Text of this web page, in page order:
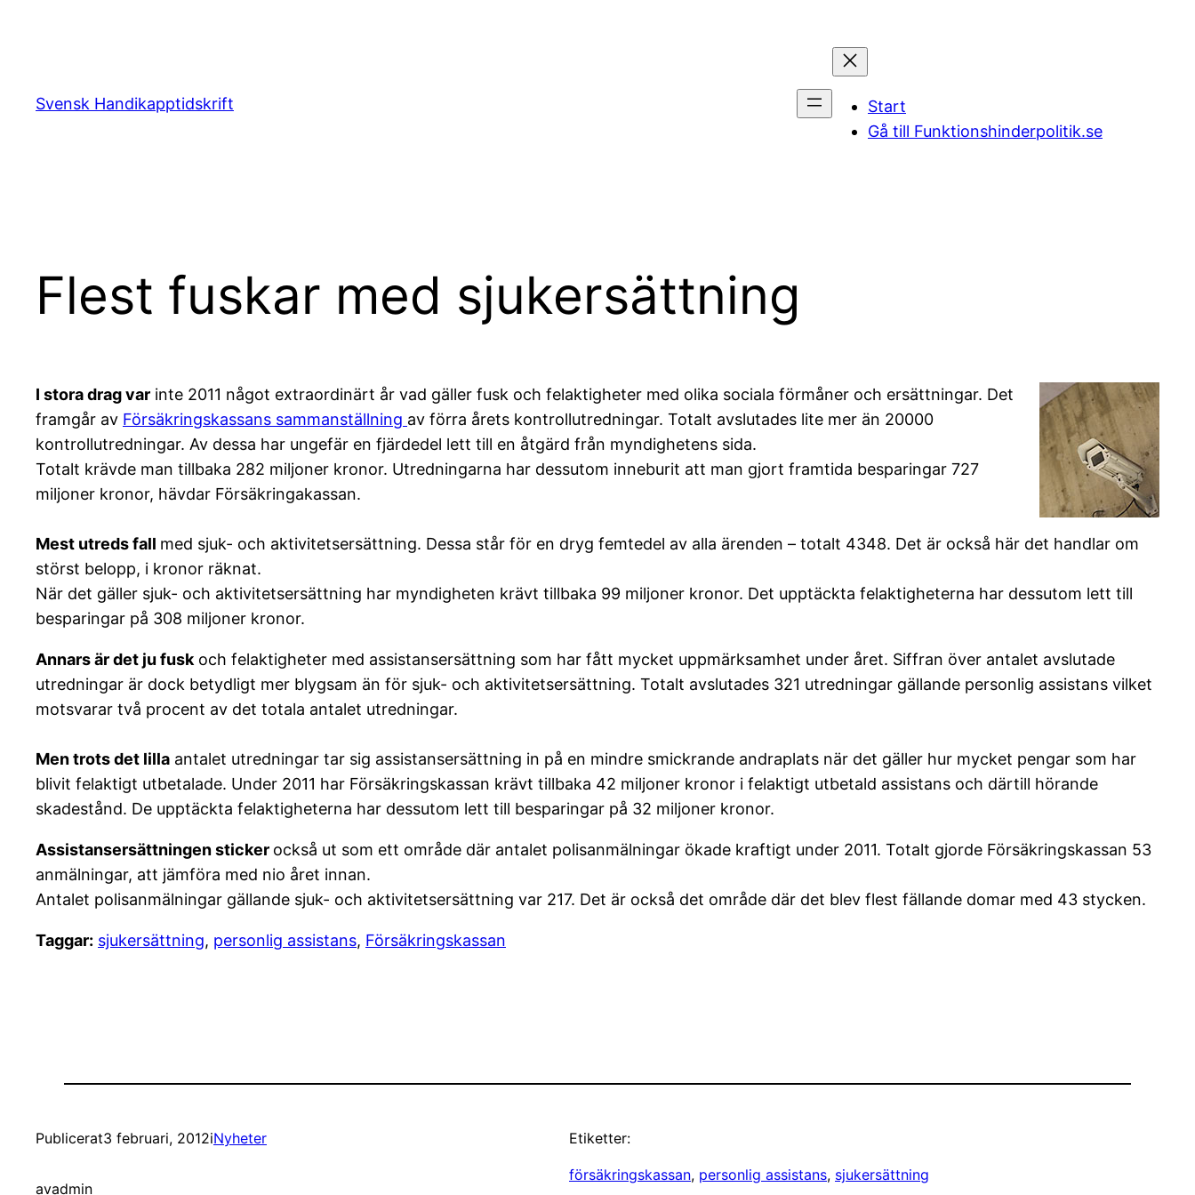
Svensk Handikapptidskrift
Start
Gå till Funktionshinderpolitik.se
Flest fuskar med sjukersättning
I stora drag var inte 2011 något extraordinärt år vad gäller fusk och felaktigheter med olika sociala förmåner och ersättningar. Det
framgår av Försäkringskassans sammanställning av förra årets kontrollutredningar. Totalt avslutades lite mer än 20000
kontrollutredningar. Av dessa har ungefär en fjärdedel lett till en åtgärd från myndighetens sida.
Totalt krävde man tillbaka 282 miljoner kronor. Utredningarna har dessutom inneburit att man gjort framtida besparingar 727
miljoner kronor, hävdar Försäkringakassan.
Mest utreds fall med sjuk- och aktivitetsersättning. Dessa står för en dryg femtedel av alla ärenden – totalt 4348. Det är också här det handlar om
störst belopp, i kronor räknat.
När det gäller sjuk- och aktivitetsersättning har myndigheten krävt tillbaka 99 miljoner kronor. Det upptäckta felaktigheterna har dessutom lett till
besparingar på 308 miljoner kronor.
Annars är det ju fuskoch felaktigheter med assistansersättning som har fått mycket uppmärksamhet under året. Siffran över antalet avslutade
utredningar är dock betydligt mer blygsam än för sjuk- och aktivitetsersättning. Totalt avslutades 321 utredningar gällande personlig assistans vilket
motsvarar två procent av det totala antalet utredningar.
Men trots det lilla antalet utredningar tar sig assistansersättning in på en mindre smickrande andraplats när det gäller hur mycket pengar som har
blivit felaktigt utbetalade. Under 2011 har Försäkringskassan krävt tillbaka 42 miljoner kronor i felaktigt utbetald assistans och därtill hörande
skadestånd. De upptäckta felaktigheterna har dessutom lett till besparingar på 32 miljoner kronor.
Assistansersättningen sticker också ut som ett område där antalet polisanmälningar ökade kraftigt under 2011. Totalt gjorde Försäkringskassan 53
anmälningar, att jämföra med nio året innan.
Antalet polisanmälningar gällande sjuk- och aktivitetsersättning var 217. Det är också det område där det blev flest fällande domar med 43 stycken.
Taggar: sjukersättning, personlig assistans, Försäkringskassan
Publicerat3 februari, 2012iNyheter
avadmin
Etiketter:
försäkringskassan, personlig assistans, sjukersättning